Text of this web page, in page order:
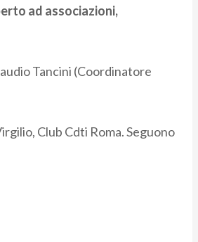
ad associazioni,
Tancini (Coordinatore
Club Cdti Roma. Seguono